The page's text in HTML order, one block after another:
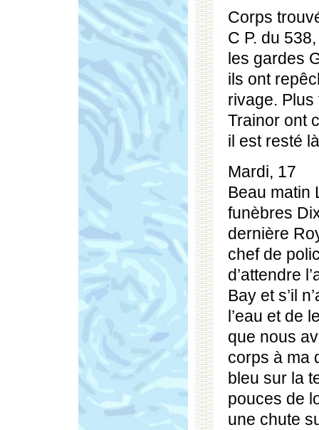
Corps
C P. du
les gardes
ils ont
rivage. Plus
Trainor ont
il est resté
Mardi, 17
Beau matin
funèbres
dernière
chef de
d’attendre
Bay et s’il
l’eau et de
que nous
corps à ma
bleu sur la
pouces de
une chute